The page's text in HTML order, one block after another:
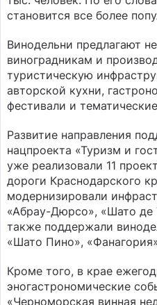
становится все более
Винодельни предлагают
виноградникам и
туристическую
авторской кухни,
фестивали и
Развитие направления
нацпроекта «Туризм и
уже реализовали 11
дороги Краснодарского
модернизировали
«Абрау-Дюрсо», «Шато де
также поддержали
«Шато Пино»,
Кроме того, в крае
эногастрономические
«Черноморская винная